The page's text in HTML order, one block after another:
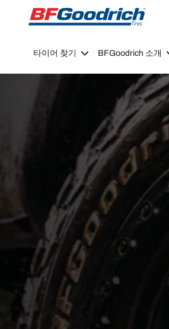
Go to page content Go to page navigation
타이어 찾기 BFGoodrich 소개